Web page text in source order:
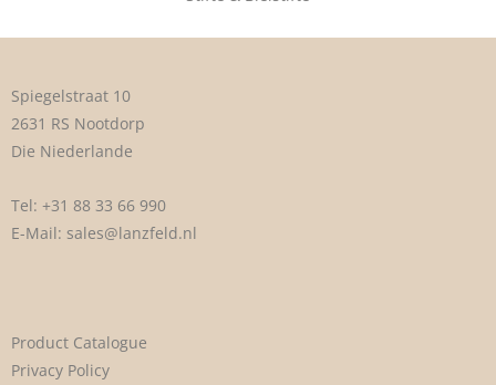
Spiegelstraat 10
2631 RS Nootdorp
Die Niederlande
Tel: +31 88 33 66 990
E-Mail: sales@lanzfeld.nl
Product Catalogue
Privacy Policy